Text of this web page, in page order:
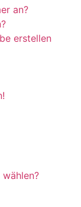
an?
erstellen